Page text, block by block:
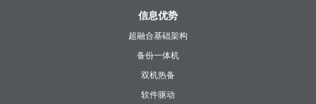
信息优势
超融合基础架构
备份一体机
双机热备
软件驱动